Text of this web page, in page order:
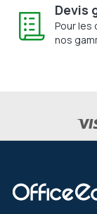
Devis
Pour les
nos